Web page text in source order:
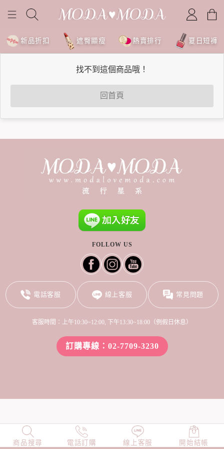
新品折扣 遮臀顯瘦 熱賣排行 夏日短褲
找不到這個商品哦！
回首頁
商品搜尋 電話訂購 線上客服 開始結帳
NEW 店長精選 TOP100 小編穿搭
FOLLOW US
電話客服 線上客服 常見問題
客服時間：上午10:30~12:00, 下午13:30~18:00（例假日休息）
訂購專線：02-7709-3230